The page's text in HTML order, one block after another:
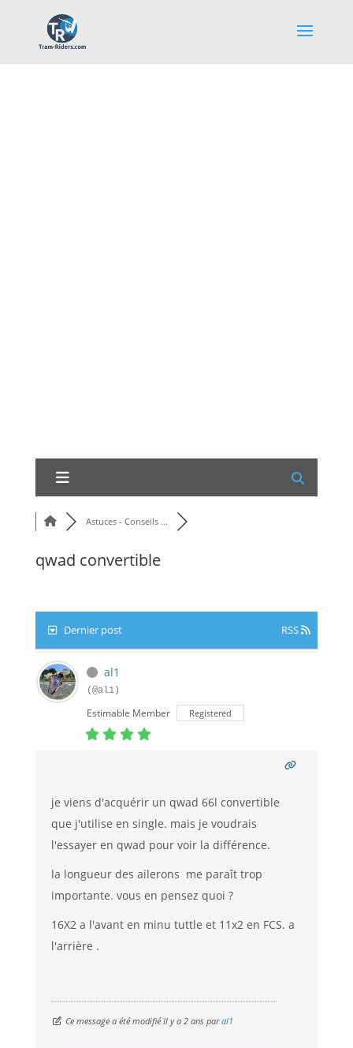
Astuces - Conseils ...
qwad convertible
Dernier post RSS
al1
(@al1)
Estimable Member Registered
je viens d'acquérir un qwad 66l convertible
que j'utilise en single. mais je voudrais
l'essayer en qwad pour voir la différence.
la longueur des ailerons me paraît trop
importante. vous en pensez quoi ?
16X2 a l'avant en minu tuttle et 11x2 en FCS. a
l'arrière .
Ce message a été modifié Il y a 2 ans paral1